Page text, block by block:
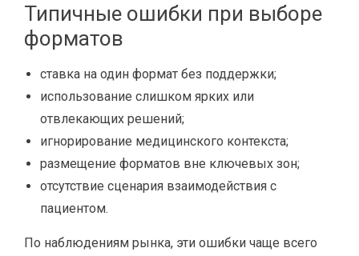
Типичные ошибки при выборе
форматов
ставка на один формат без поддержки;
использование слишком ярких или
отвлекающих решений;
игнорирование медицинского контекста;
размещение форматов вне ключевых зон;
отсутствие сценария взаимодействия с
пациентом.
По наблюдениям рынка, эти ошибки чаще всего